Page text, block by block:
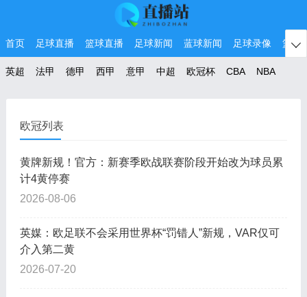
首页 足球直播 篮球直播 足球新闻 蓝球新闻 足球录像 篮球

英超 法甲 德甲 西甲 意甲 中超 欧冠杯 CBA NBA
欧冠列表
黄牌新规！官方：新赛季欧战联赛阶段开始改为球员累
计4黄停赛
2026-08-06
英媒：欧足联不会采用世界杯“罚错人”新规，VAR仅可
介入第二黄
2026-07-20